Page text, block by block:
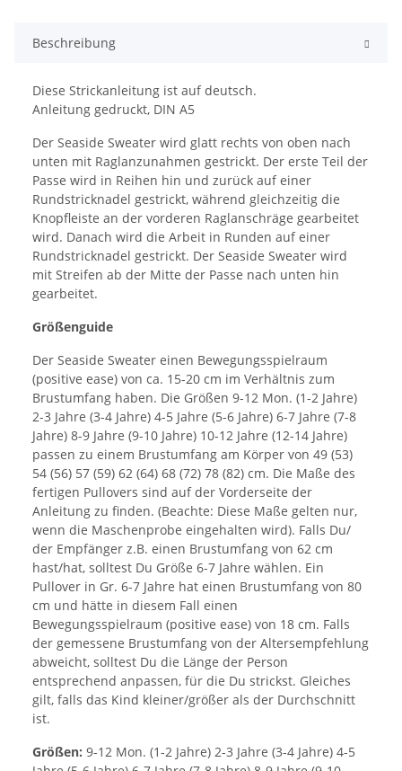
Beschreibung
Diese Strickanleitung ist auf deutsch.
Anleitung gedruckt, DIN A5
Der Seaside Sweater wird glatt rechts von oben nach
unten mit Raglanzunahmen gestrickt. Der erste Teil der
Passe wird in Reihen hin und zurück auf einer
Rundstricknadel gestrickt, während gleichzeitig die
Knopfleiste an der vorderen Raglanschräge gearbeitet
wird. Danach wird die Arbeit in Runden auf einer
Rundstricknadel gestrickt. Der Seaside Sweater wird
mit Streifen ab der Mitte der Passe nach unten hin
gearbeitet.
Größenguide
Der Seaside Sweater einen Bewegungsspielraum
(positive ease) von ca. 15-20 cm im Verhältnis zum
Brustumfang haben. Die Größen 9-12 Mon. (1-2 Jahre)
2-3 Jahre (3-4 Jahre) 4-5 Jahre (5-6 Jahre) 6-7 Jahre (7-8
Jahre) 8-9 Jahre (9-10 Jahre) 10-12 Jahre (12-14 Jahre)
passen zu einem Brustumfang am Körper von 49 (53)
54 (56) 57 (59) 62 (64) 68 (72) 78 (82) cm. Die Maße des
fertigen Pullovers sind auf der Vorderseite der
Anleitung zu finden. (Beachte: Diese Maße gelten nur,
wenn die Maschenprobe eingehalten wird). Falls Du/
der Empfänger z.B. einen Brustumfang von 62 cm
hast/hat, solltest Du Größe 6-7 Jahre wählen. Ein
Pullover in Gr. 6-7 Jahre hat einen Brustumfang von 80
cm und hätte in diesem Fall einen
Bewegungsspielraum (positive ease) von 18 cm. Falls
der gemessene Brustumfang von der Altersempfehlung
abweicht, solltest Du die Länge der Person
entsprechend anpassen, für die Du strickst. Gleiches
gilt, falls das Kind kleiner/größer als der Durchschnitt
ist.
Größen: 9-12 Mon. (1-2 Jahre) 2-3 Jahre (3-4 Jahre) 4-5